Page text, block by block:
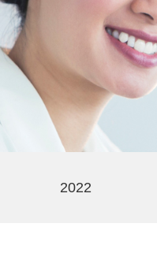
2022